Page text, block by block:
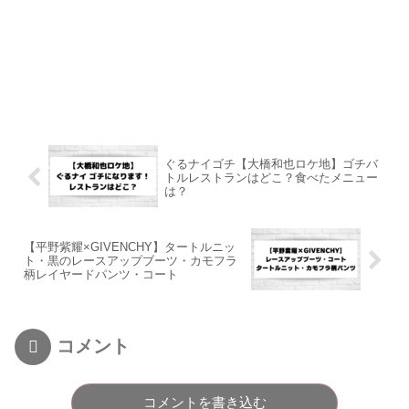
ぐるナイゴチ【大橋和也ロケ地】ゴチバ
トルレストランはどこ？食べたメニュー
は？
【平野紫耀×GIVENCHY】タートルニッ
ト・黒のレースアップブーツ・カモフラ
柄レイヤードパンツ・コート
コメント
コメントを書き込む